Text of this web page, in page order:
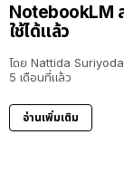
NotebookLM
ใช้ได้แล้ว
โดย Nattida
5 เดือนที่แล้ว
อ่านเพิ่มเติม